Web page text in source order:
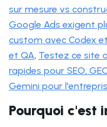
sur mesure vs
Google Ads exigent
custom avec Codex
et QA, Testez ce site
rapides pour SEO,
Gemini pour
Pourquoi c'est